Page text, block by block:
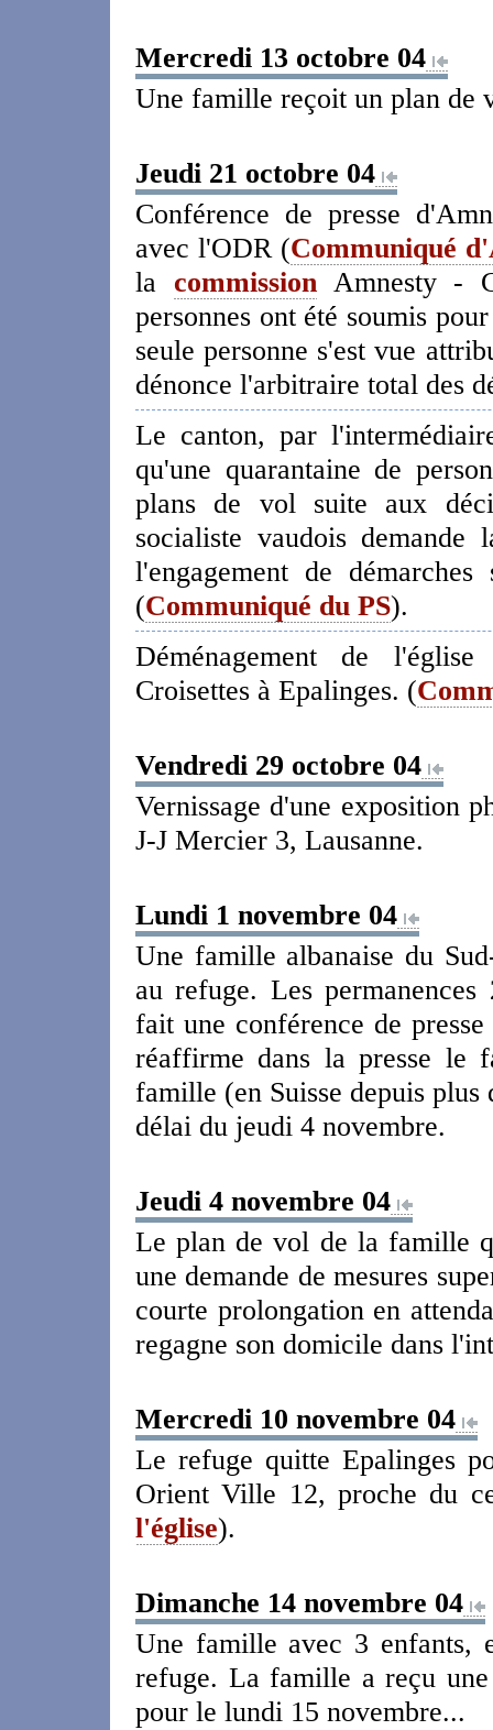
Mercredi 13 octobre 04
Une famille reçoit un plan de
Jeudi 21 octobre 04
Conférence de presse
avec l'ODR (Communiqué
la commission Amnesty -
personnes ont été soumis
seule personne s'est vue
dénonce l'arbitraire total des
Le canton, par
qu'une quarantaine de
plans de vol suite aux
socialiste vaudois
l'engagement de
(Communiqué du PS).
Déménagement de
Croisettes à Epalinges. (
Vendredi 29 octobre 04
Vernissage d'une exposition
J-J Mercier 3, Lausanne.
Lundi 1 novembre 04
Une famille albanaise du
au refuge. Les
fait une conférence de
réaffirme dans la presse le
famille (en Suisse depuis plus
délai du jeudi 4 novembre.
Jeudi 4 novembre 04
Le plan de vol de la famille
une demande de mesures
courte prolongation en
regagne son domicile dans
Mercredi 10 novembre 04
Le refuge quitte Epalinges
Orient Ville 12, proche du
l'église).
Dimanche 14 novembre 04
Une famille avec 3 enfants,
refuge. La famille a reçu
pour le lundi 15 novembre...